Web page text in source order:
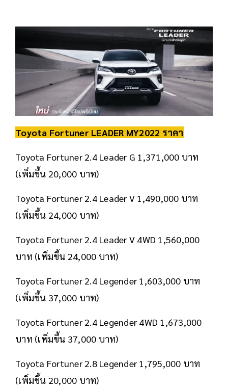
Toyota Fortuner LEADER MY2022 ราคา
Toyota Fortuner 2.4 Leader G 1,371,000 บาท
(เพิ่มขึ้น 20,000 บาท)
Toyota Fortuner 2.4 Leader V 1,490,000 บาท
(เพิ่มขึ้น 24,000 บาท)
Toyota Fortuner 2.4 Leader V 4WD 1,560,000
บาท (เพิ่มขึ้น 24,000 บาท)
Toyota Fortuner 2.4 Legender 1,603,000 บาท
(เพิ่มขึ้น 37,000 บาท)
Toyota Fortuner 2.4 Legender 4WD 1,673,000
บาท (เพิ่มขึ้น 37,000 บาท)
Toyota Fortuner 2.8 Legender 1,795,000 บาท
(เพิ่มขึ้น 20,000 บาท)